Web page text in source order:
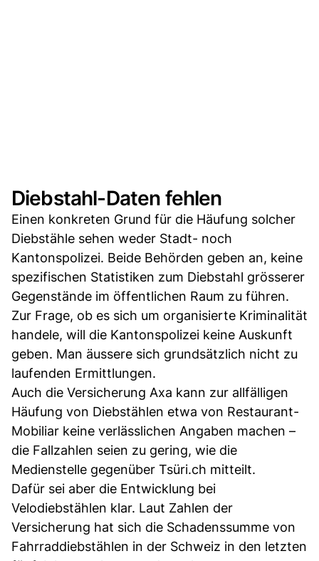
Diebstahl-Daten fehlen
Einen konkreten Grund für die Häufung solcher
Diebstähle sehen weder Stadt- noch
Kantonspolizei. Beide Behörden geben an, keine
spezifischen Statistiken zum Diebstahl grösserer
Gegenstände im öffentlichen Raum zu führen.
Zur Frage, ob es sich um organisierte Kriminalität
handele, will die Kantonspolizei keine Auskunft
geben. Man äussere sich grundsätzlich nicht zu
laufenden Ermittlungen.
Auch die Versicherung Axa kann zur allfälligen
Häufung von Diebstählen etwa von Restaurant-
Mobiliar keine verlässlichen Angaben machen –
die Fallzahlen seien zu gering, wie die
Medienstelle gegenüber Tsüri.ch mitteilt.
Dafür sei aber die Entwicklung bei
Velodiebstählen klar. Laut Zahlen der
Versicherung hat sich die Schadenssumme von
Fahrraddiebstählen in der Schweiz in den letzten